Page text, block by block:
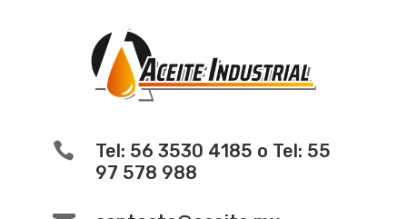

Tel: 56 3530 4185 o Tel: 55
97 578 988